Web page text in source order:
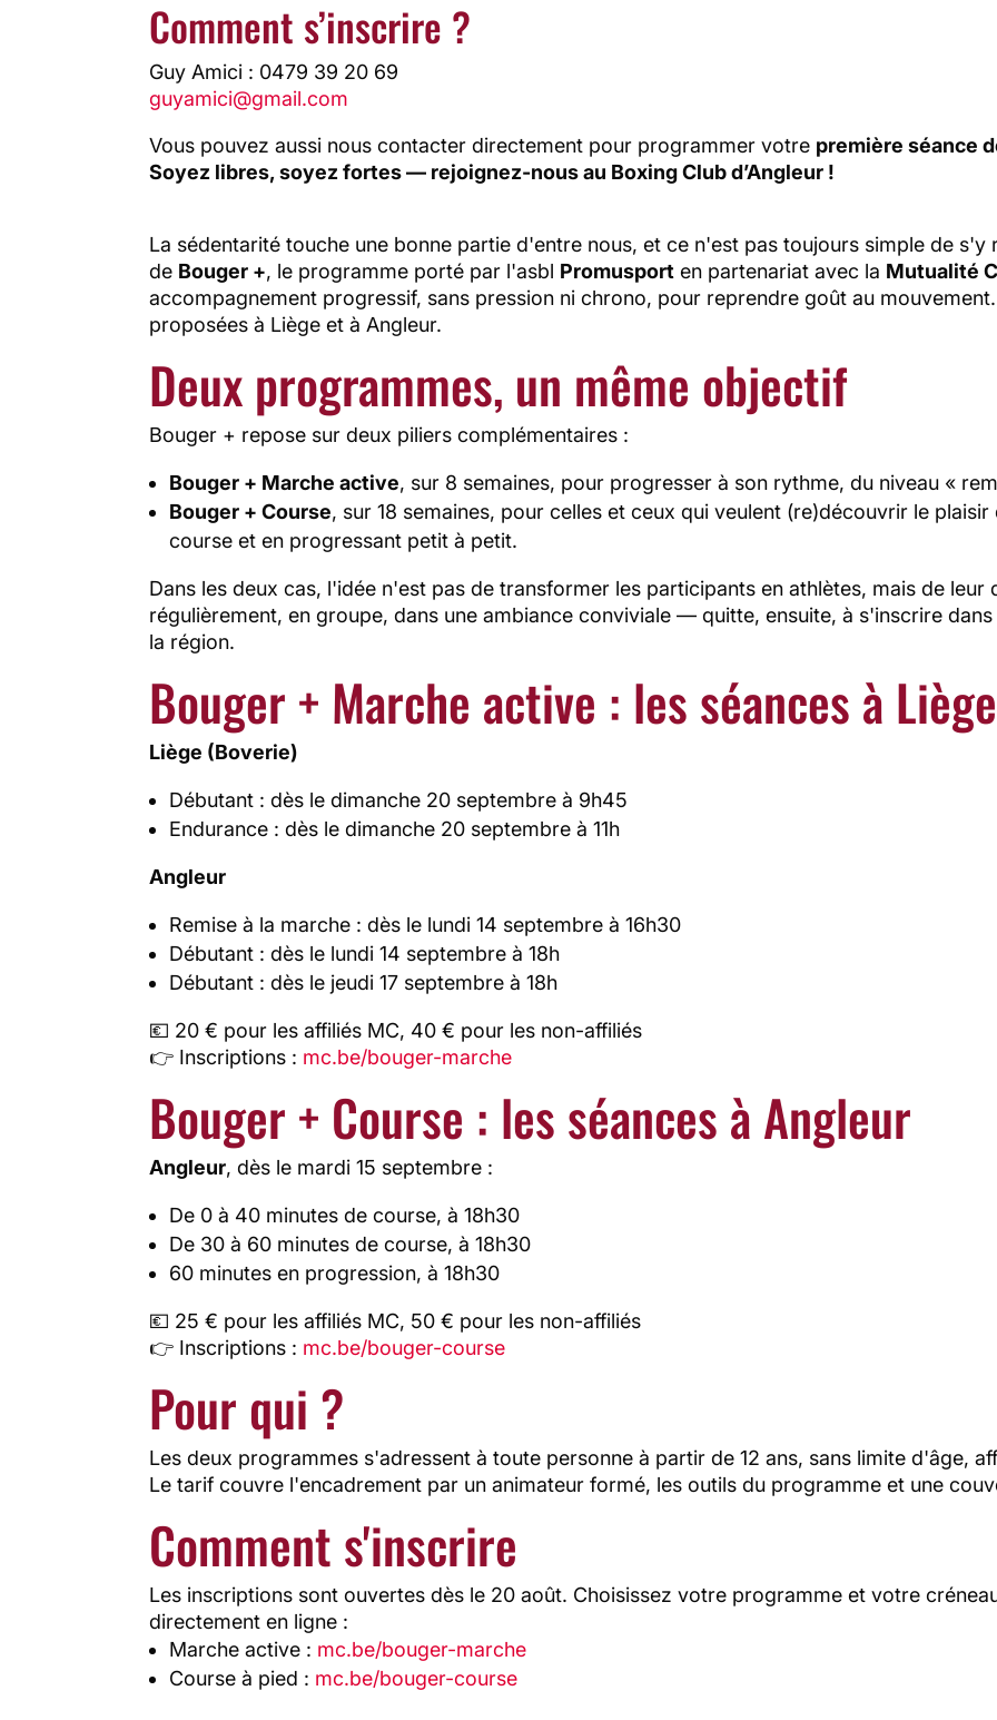
Comment s’inscrire ?
Guy Amici : 0479 39 20 69
guyamici@gmail.com
Vous pouvez aussi nous contacter directement pour programmer votre première séance
Soyez libres, soyez fortes — rejoignez-nous au Boxing Club d’Angleur !
La sédentarité touche une bonne partie d'entre nous, et ce n'est pas toujours simple de
de Bouger +, le programme porté par l'asbl Promusport en partenariat avec la Mutualité
accompagnement progressif, sans pression ni chrono, pour reprendre goût au
proposées à Liège et à Angleur.
Deux programmes, un même objectif
Bouger + repose sur deux piliers complémentaires :
Bouger + Marche active, sur 8 semaines, pour progresser à son rythme, du niveau «
Bouger + Course, sur 18 semaines, pour celles et ceux qui veulent (re)découvrir le
course et en progressant petit à petit.
Dans les deux cas, l'idée n'est pas de transformer les participants en athlètes, mais de leur
régulièrement, en groupe, dans une ambiance conviviale — quitte, ensuite, à s'inscrire
la région.
Bouger + Marche active : les séances à
Liège (Boverie)
Débutant : dès le dimanche 20 septembre à 9h45
Endurance : dès le dimanche 20 septembre à 11h
Angleur
Remise à la marche : dès le lundi 14 septembre à 16h30
Débutant : dès le lundi 14 septembre à 18h
Débutant : dès le jeudi 17 septembre à 18h
💶 20 € pour les affiliés MC, 40 € pour les non-affiliés
👉 Inscriptions : mc.be/bouger-marche
Bouger + Course : les séances à Angleur
Angleur, dès le mardi 15 septembre :
De 0 à 40 minutes de course, à 18h30
De 30 à 60 minutes de course, à 18h30
60 minutes en progression, à 18h30
💶 25 € pour les affiliés MC, 50 € pour les non-affiliés
👉 Inscriptions : mc.be/bouger-course
Pour qui ?
Les deux programmes s'adressent à toute personne à partir de 12 ans, sans limite d'âge,
Le tarif couvre l'encadrement par un animateur formé, les outils du programme et une
Comment s'inscrire
Les inscriptions sont ouvertes dès le 20 août. Choisissez votre programme et votre
directement en ligne :
Marche active : mc.be/bouger-marche
Course à pied : mc.be/bouger-course